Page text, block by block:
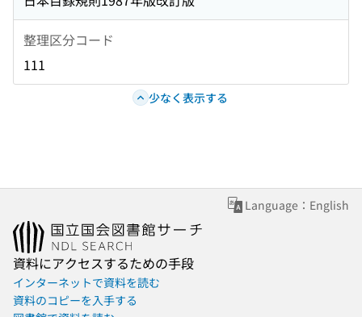
整理区分コード
111
少なく表示する
Language：English
資料にアクセスするための手段
インターネットで資料を読む
資料のコピーを入手する